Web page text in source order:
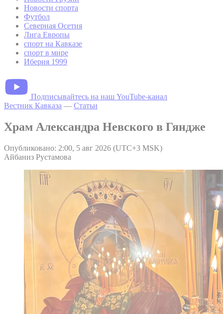
Новости спорта
Футбол
Северная Осетия
Лига Европы
спорт на Кавказе
спорт в мире
Иберия 1999
Подписывайтесь на наш YouTube-канал
Вестник Кавказа — Статьи
Храм Александра Невского в Гяндже
Опубликовано: 2:00, 5 авг 2026 (UTC+3 MSK)
Айбаниз Рустамова